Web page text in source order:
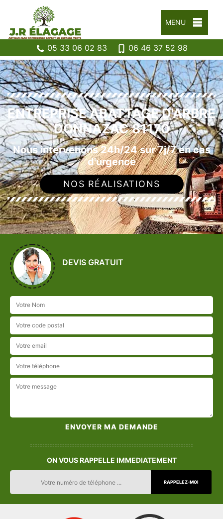
MENU
05 33 06 02 83 06 46 37 52 98
ENTREPRISE ABATTAGE D'ARBRE
DONNAZAC 81170
Nous intervenons 24h/24 sur 7j/7 en cas
d'urgence
NOS RÉALISATIONS
DEVIS GRATUIT
ON VOUS RAPPELLE IMMEDIATEMENT